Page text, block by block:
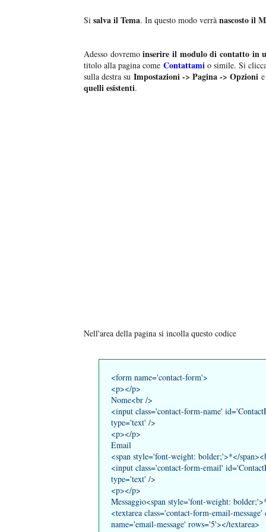
Si salva il Tema. In questo modo verrà nascosto il
Adesso dovremoinserire il modulo di contatto in
titolo alla pagina come Contattamio simile. Si
sulla destra su Impostazioni -> Pagina -> Opzioni
quelli esistenti.
Nell'area della pagina si incolla questo codice
<form name='contact-form'>
<p></p>
Nome<br />
<input class='contact-form-name'
type='text' />
<p></p>
Email
<span style='font-weight: bolder;'>*</
<input class='contact-form-email'
type='text' />
<p></p>
Messaggio<span style='font-weight:
<textarea class='contact-form-email-
name='email-message' rows='5'></textarea>